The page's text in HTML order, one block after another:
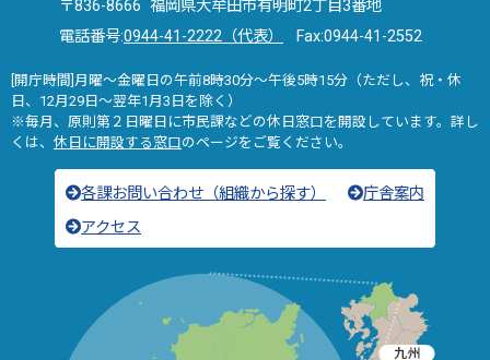
〒836-8666 福岡県大牟田市有明町2丁目3番地
電話番号:0944-41-2222（代表） Fax:0944-41-2552
[開庁時間]月曜～金曜日の午前8時30分～午後5時15分（ただし、祝・休
日、12月29日～翌年1月3日を除く）
※毎月、原則第２日曜日に市民課などの休日窓口を開設しています。詳し
くは、 休日に開設する窓口のページをご覧ください。
各課お問い合わせ（組織から探す）
庁舎案内
アクセス